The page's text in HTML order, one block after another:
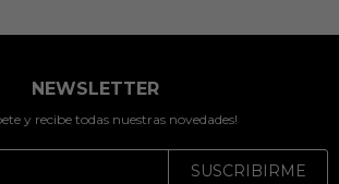
NEWSLETTER
y recibe todas nuestras novedades!
SUSCRIBIRME